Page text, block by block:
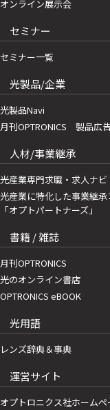
オンライン展示会
セミナー
セミナー一覧
光製品/企業
光製品Navi
月刊OPTRONICS 製品広
人材/事業継承
光産業専門求職・求人ナビ
光産業に特化した事業継
「オプトパートナーズ」
書籍 / 雑誌
月刊OPTRONICS
光のオンライン書店
OPTRONICS eBOOK
光用語
レンズ辞典＆事典
運営サイト
オプトロニクス社ホームペ